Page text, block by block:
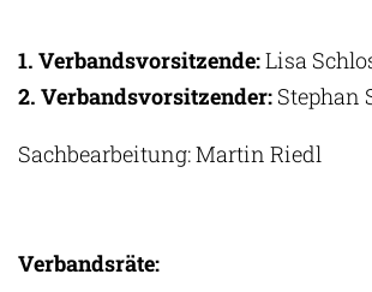
1. Verbandsvorsitzende:Lisa
2. Verbandsvorsitzender: Stephan
Sachbearbeitung: Martin Riedl
Verbandsräte: